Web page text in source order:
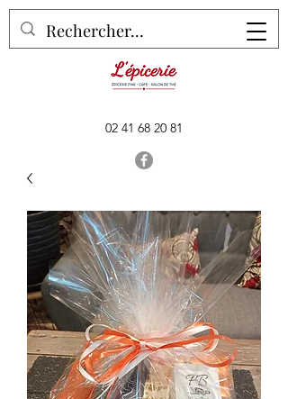
02 41 68 20 81